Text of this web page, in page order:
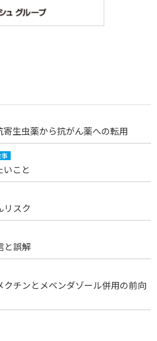
生虫薬から抗がん薬への転用
いこと
リスク
と誤解
チンとメベンダゾール併用の前向